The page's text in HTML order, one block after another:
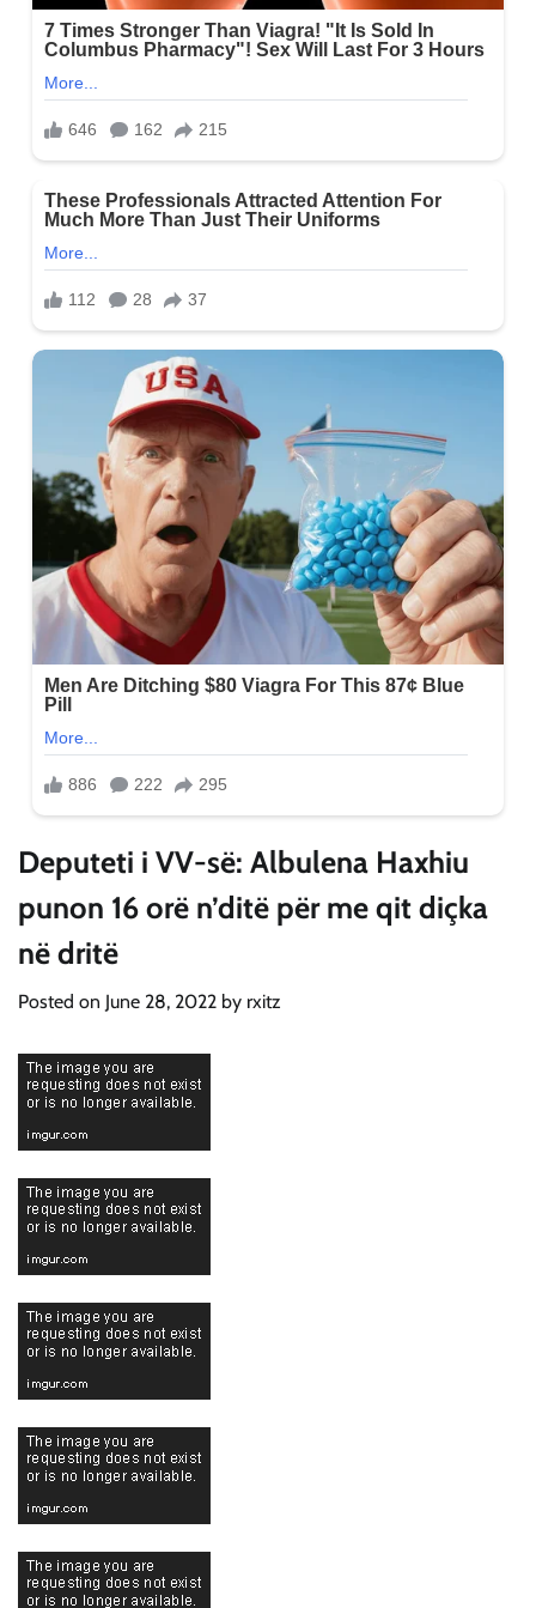
Deputeti i VV-së: Albulena Haxhiu
punon 16 orë n’ditë për me qit diçka
në dritë
Posted on June 28, 2022 by rxitz